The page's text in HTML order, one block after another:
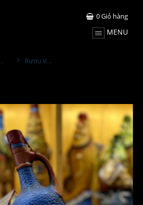
0Giỏ hàng
MENU
- Nga Rượu Vang Gốm Georgia MS49